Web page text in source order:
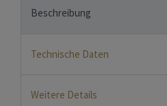
Beschreibung
Technische Daten
Weitere Details